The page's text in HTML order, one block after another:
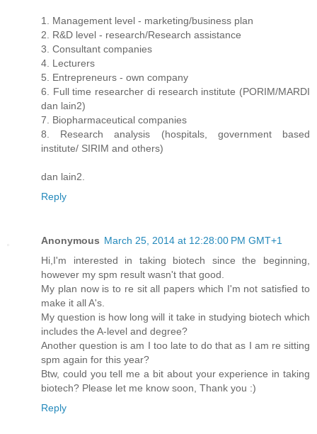
1. Management level - marketing/business plan
2. R&D level - research/Research assistance
3. Consultant companies
4. Lecturers
5. Entrepreneurs - own company
6. Full time researcher di research institute (PORIM/MARDI
dan lain2)
7. Biopharmaceutical companies
8. Research analysis (hospitals, government based
institute/ SIRIM and others)
dan lain2.
Reply
Anonymous March 25, 2014 at 12:28:00 PM GMT+1
Hi,I'm interested in taking biotech since the beginning,
however my spm result wasn't that good.
My plan now is to re sit all papers which I'm not satisfied to
make it all A's.
My question is how long will it take in studying biotech which
includes the A-level and degree?
Another question is am I too late to do that as I am re sitting
spm again for this year?
Btw, could you tell me a bit about your experience in taking
biotech? Please let me know soon, Thank you :)
Reply